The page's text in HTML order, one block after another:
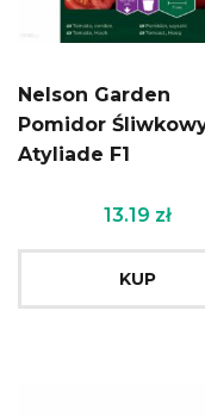
Nelson Garden
Pomidor
Atyliade F1
13.19 zł
KUP